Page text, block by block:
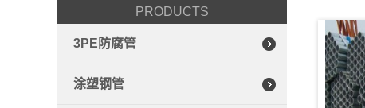
PRODUCTS
3PE防腐管
涂塑钢管